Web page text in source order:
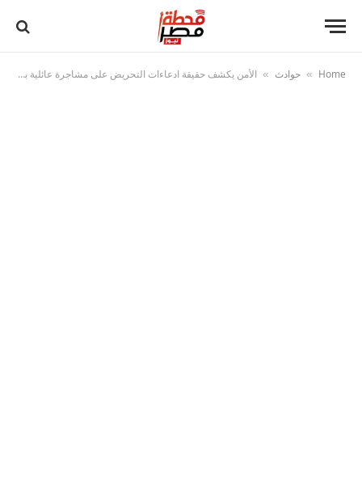
Home
» حوادث » الأمن يكشف حقيقة ادعاءات التحريض على مشاجرة عائلية بالبحيرة